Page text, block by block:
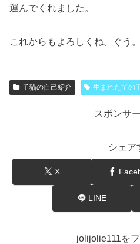
運んでくれました。
これからもよろしくね。ぐう。
子猫の自己紹介 生まれたての
スポンサ
シェア
X
LINE
jolijolie111を